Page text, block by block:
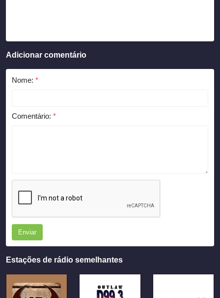
Adicionar comentário
Nome: *
Comentário: *
Enviar
Estações de rádio semelhantes